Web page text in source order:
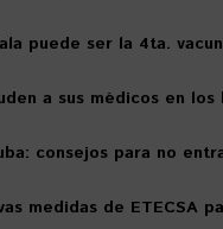
puede ser la 4ta.
a sus médicos en los
consejos para no
medidas de ETECSA